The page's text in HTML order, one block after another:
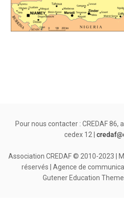
Pour nous contacter : CREDAF 86,
cedex 12 |
Association CREDAF © 2010-2023 |
réservés | Agence de
Gutener Education